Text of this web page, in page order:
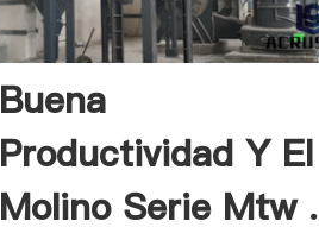
Buena
Productividad Y El
Molino Serie Mtw .